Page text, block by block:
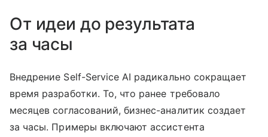
От идеи до результата
за часы
Внедрение Self-Service AI радикально сокращает
время разработки. То, что ранее требовало
месяцев согласований, бизнес-аналитик создает
за часы. Примеры включают ассистента